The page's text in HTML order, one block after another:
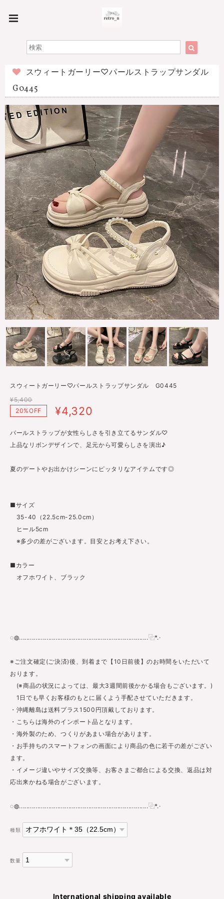
スウィートガーリー♡パールストラップサンダル
G0445
スウィートガーリー♡パールストラップサンダル G0445
¥5,400
20%OFF
¥4,320
パールストラップが女性らしさを引き立てるサンダル♡
上品なリボンデザインで、足元から可愛らしさを演出♪
夏のデートやお出かけシーンにピッタリなアイテムです◎
■サイズ
35-40（22.5cm-25.0cm）
ヒール5cm
※多少の差がございます。目安とお考え下さい。
■カラー
オフホワイト、ブラック
◌◍.......................................................................⿻*.·
※ご注文確定(ご決済)後、到着まで【10日前後】のお時間をいただいて
おります。
(※商品の状況によっては、最大3週間前後かかる場合もございます。)
1日でも早くお客様のもとに届くよう手配させていただきます。
・沖縄離島は送料プラス1500円頂戴しております。
・こちらは海外のインポート品となります。
・海外製のため、つくりがあまい場合があります。
・お手持ちのスマートフォンの画面により商品の色に若干の差がござい
ます。
・イメージ違いやサイズ交換等、お客さまご都合による交換、返品は対
応出来かねる場合がございます。
◌◍.......................................................................⿻*.·
種類
数量
International shipping available